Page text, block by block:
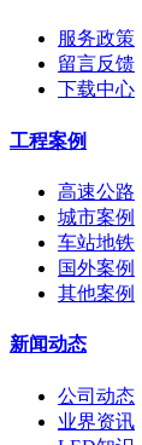
服务政策
留言反馈
下载中心
工程案例
高速公路
城市案例
车站地铁
国外案例
其他案例
新闻动态
公司动态
业界资讯